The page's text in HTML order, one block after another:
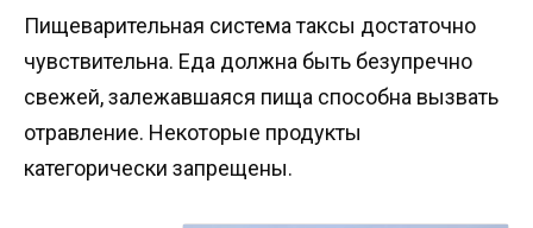
Пищеварительная система таксы достаточно
чувствительна. Еда должна быть безупречно
свежей, залежавшаяся пища способна вызвать
отравление. Некоторые продукты
категорически запрещены.